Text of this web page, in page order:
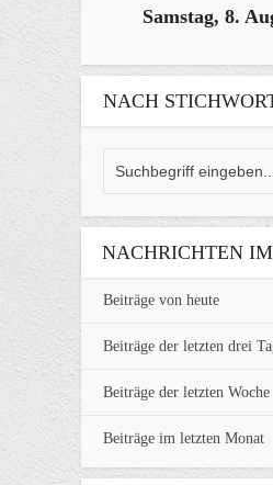
Samstag, 8.
NACH
NACHRICHTEN
Beiträge von heute
Beiträge der letzten drei
Beiträge der letzten Woche
Beiträge im letzten Monat